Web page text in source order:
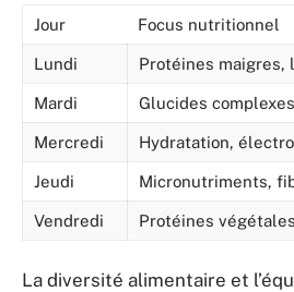
Jour Focus nutritionnel
Lundi Protéines maigres,
Mardi Glucides
Mercredi Hydratation,
Jeudi Micronutriments,
Vendredi Protéines
La diversité alimentaire et